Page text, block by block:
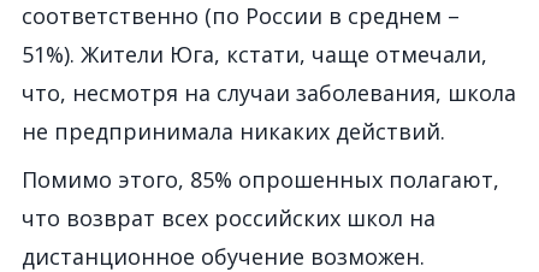
соответственно (по России в среднем –
51%). Жители Юга, кстати, чаще отмечали,
что, несмотря на случаи заболевания, школа
не предпринимала никаких действий.
Помимо этого, 85% опрошенных полагают,
что возврат всех российских школ на
дистанционное обучение возможен.